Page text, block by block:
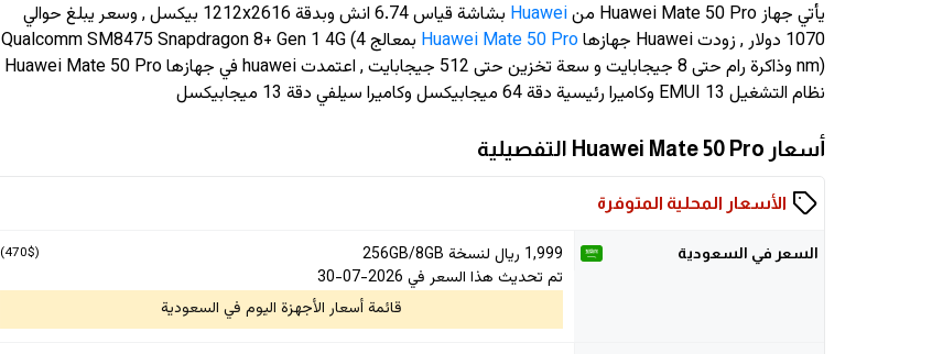
يأتي جهاز Huawei Mate 50 Pro من Huawei بشاشة قياس 6.74 انش وبدقة 1212x2616 بيكسل , وسعر يبلغ حوالي
1070 دولار
, زودت Huawei جهازها Huawei Mate 50 Pro
بمعالج Qualcomm SM8475 Snapdragon 8+ Gen 1 4G (4
nm) وذاكرة رام حتى 8 جيجابايت و سعة تخزين حتى 512 جيجابايت , اعتمدت huawei في جهازها Huawei Mate 50 Pro
نظام التشغيل EMUI 13 وكاميرا رئيسية دقة 64 ميجابيكسل وكاميرا سيلفي دقة 13 ميجابيكسل
أسعار Huawei Mate 50 Pro التفصيلية
الأسعار المحلية المتوفرة
السعر في السعودية 1,999
(470$)
ريال لنسخة 256GB/8GB
تم تحديث هذا السعر في 2026-07-30
قائمة أسعار الأجهزة اليوم في السعودية